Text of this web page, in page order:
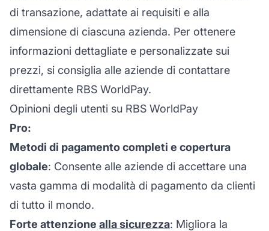
di transazione, adattate ai requisiti e alla
dimensione di ciascuna azienda. Per ottenere
informazioni dettagliate e personalizzate sui
prezzi, si consiglia alle aziende di contattare
direttamente RBS WorldPay.
Opinioni degli utenti su RBS WorldPay
Pro:
Metodi di pagamento completi e copertura
globale: Consente alle aziende di accettare una
vasta gamma di modalità di pagamento da clienti
di tutto il mondo.
Forte attenzione alla sicurezza: Migliora la